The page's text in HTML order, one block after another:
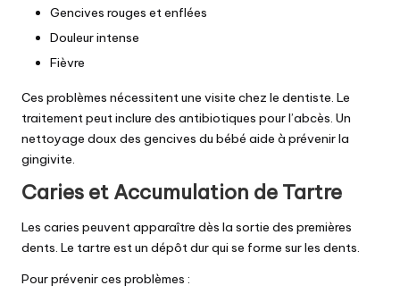
Gencives rouges et enflées
Douleur intense
Fièvre
Ces problèmes nécessitent une visite chez le dentiste. Le
traitement peut inclure des antibiotiques pour l’abcès. Un
nettoyage doux des gencives du bébé aide à prévenir la
gingivite.
Caries et Accumulation de Tartre
Les caries peuvent apparaître dès la sortie des premières
dents. Le tartre est un dépôt dur qui se forme sur les dents.
Pour prévenir ces problèmes :